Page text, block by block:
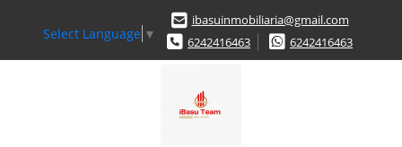
Select Language ▼
ibasuinmobiliaria@gmail.com
6242416463
6242416463